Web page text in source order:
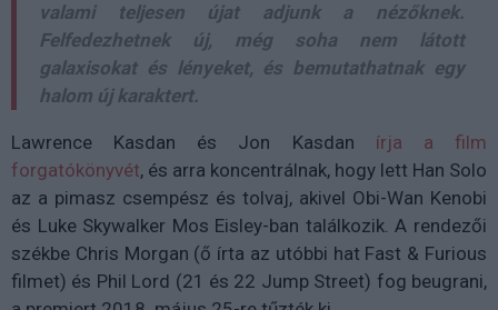
valami teljesen újat adjunk a nézőknek.
Felfedezhetnek új, még soha nem látott
galaxisokat és lényeket, és bemutathatnak egy
halom új karaktert.
Lawrence Kasdan és Jon Kasdan írja a film
forgatókönyvét, és arra koncentrálnak, hogy lett Han Solo
az a pimasz csempész és tolvaj, akivel Obi-Wan Kenobi
és Luke Skywalker Mos Eisley-ban találkozik. A rendezői
székbe Chris Morgan (ő írta az utóbbi hat Fast & Furious
filmet) és Phil Lord (21 és 22 Jump Street) fog beugrani,